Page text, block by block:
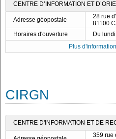
CENTRE D’INFORMATION ET
Adresse géopostale
28 rue
81100
Horaires d'ouverture
Du
Plus
CIRGN
CENTRE D'INFORMATION ET DE
359 rue